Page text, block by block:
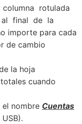
rotulada
al final de la
importe para cada
de cambio
la hoja
cuando
nombre Cuentas